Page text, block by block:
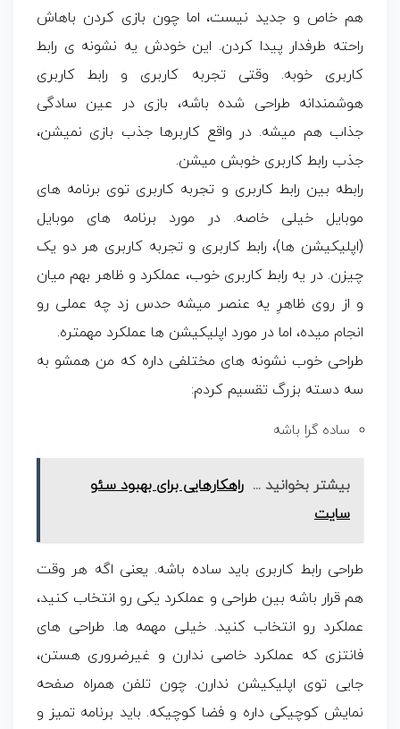
هم خاص و جدید نیست، اما چون بازی کردن باهاش
راحته طرفدار پیدا کردن. این خودش یه نشونه ی رابط
کاربری خوبه. وقتی تجربه کاربری و رابط کاربری
هوشمندانه طراحی شده باشه، بازی در عین سادگی
جذاب هم میشه. در واقع کاربرها جذب بازی نمیشن،
جذب رابط کاربری خوبش میشن.
رابطه بین رابط کاربری و تجربه کاربری توی برنامه های
موبایل خیلی خاصه. در مورد برنامه های موبایل
(اپلیکیشن ها)، رابط کاربری و تجربه کاربری هر دو یک
چیزن. در یه رابط کاربری خوب، عملکرد و ظاهر بهم میان
و از روی ظاهرِ یه عنصر میشه حدس زد چه عملی رو
انجام میده، اما در مورد اپلیکیشن ها عملکرد مهمتره.
طراحی خوب نشونه های مختلفی داره که من همشو به
سه دسته بزرگ تقسیم کردم:
ساده گرا باشه
بیشتر بخوانید ... راهکارهایی برای بهبود سئو
سایت
طراحی رابط کاربری باید ساده باشه. یعنی اگه هر وقت
هم قرار باشه بین طراحی و عملکرد یکی رو انتخاب کنید،
عملکرد رو انتخاب کنید. خیلی مهمه ها. طراحی های
فانتزی که عملکرد خاصی ندارن و غیرضروری هستن،
جایی توی اپلیکیشن ندارن. چون تلفن همراه صفحه
نمایش کوچیکی داره و فضا کوچیکه. باید برنامه تمیز و